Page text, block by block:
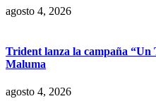
agosto 4, 2026
Trident lanza la campaña
Maluma
agosto 4, 2026